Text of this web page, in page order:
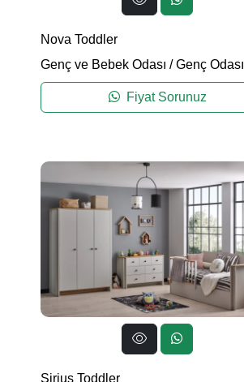
Nova Toddler
Genç ve Bebek Odası /Genç Odası
Fiyat Sorunuz
Sirius Toddler